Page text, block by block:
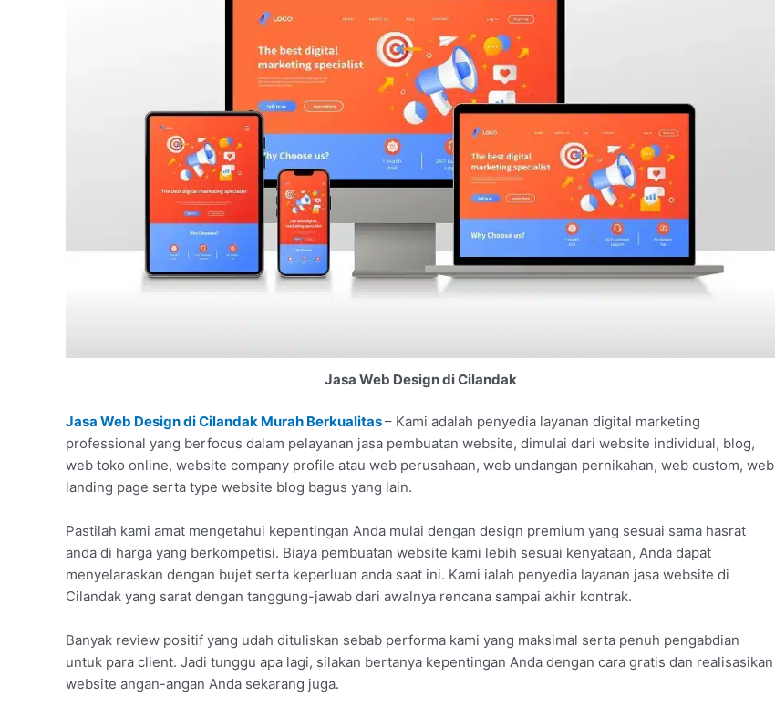
Jasa Web Design di Cilandak
Jasa Web Design di Cilandak Murah Berkualitas– Kami adalah penyedia layanan digital marketing
professional yang berfocus dalam pelayanan jasa pembuatan website, dimulai dari website individual, blog,
web toko online, website company profile atau web perusahaan, web undangan pernikahan, web custom, web
landing page serta type website blog bagus yang lain.
Pastilah kami amat mengetahui kepentingan Anda mulai dengan design premium yang sesuai sama hasrat
anda di harga yang berkompetisi. Biaya pembuatan website kami lebih sesuai kenyataan, Anda dapat
menyelaraskan dengan bujet serta keperluan anda saat ini. Kami ialah penyedia layanan jasa website di
Cilandak yang sarat dengan tanggung-jawab dari awalnya rencana sampai akhir kontrak.
Banyak review positif yang udah dituliskan sebab performa kami yang maksimal serta penuh pengabdian
untuk para client. Jadi tunggu apa lagi, silakan bertanya kepentingan Anda dengan cara gratis dan realisasikan
website angan-angan Anda sekarang juga.